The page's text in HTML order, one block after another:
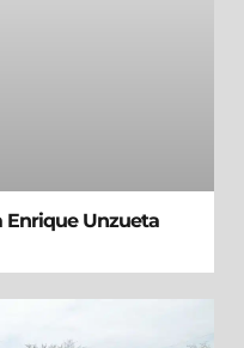
Enrique Unzueta